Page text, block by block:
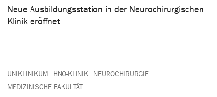
Neue Ausbildungsstation in der Neurochirurgischen
Klinik eröffnet
UNIKLINIKUM HNO-KLINIK
NEUROCHIRURGIE
MEDIZINISCHE FAKULTÄT